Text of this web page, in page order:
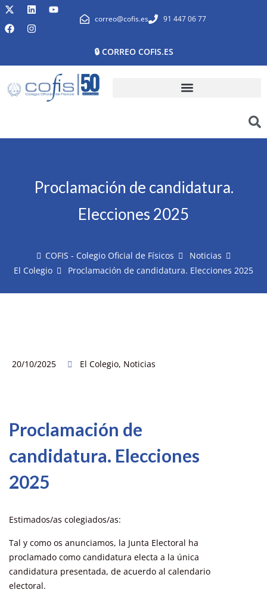
correo@cofis.es 91 447 06 77
🔒 CORREO COFIS.ES
Proclamación de candidatura.
Elecciones 2025
COFIS - Colegio Oficial de Físicos
Noticias
El Colegio
Proclamación de candidatura. Elecciones 2025
20/10/2025 El Colegio, Noticias
Proclamación de
candidatura. Elecciones
2025
Estimados/as colegiados/as:
Tal y como os anunciamos, la Junta Electoral ha
proclamado como candidatura electa a la única
candidatura presentada, de acuerdo al calendario
electoral.